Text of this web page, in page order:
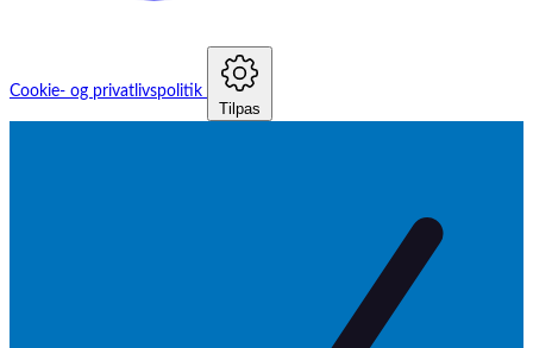
Cookie- og privatlivspolitik
Tilpas